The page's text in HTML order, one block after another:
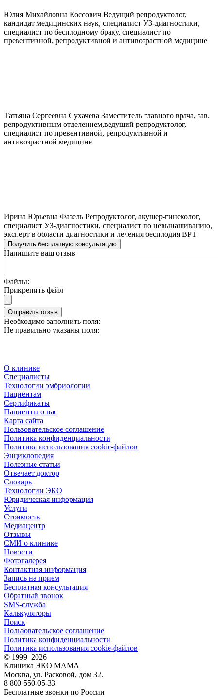
Юлия Михайловна Коссович Ведущий репродуктолог,
кандидат медицинских наук, специалист УЗ-диагностики,
специалист по бесплодному браку, специалист по
превентивной, репродуктивной и антивозрастной медицине
Татьяна Сергеевна Сухачева Заместитель главного врача, зав.
репродуктивным отделением,ведущий репродуктолог,
специалист по превентивной, репродуктивной и
антивозрастной медицине
Ирина Юрьевна Фазель Репродуктолог, акушер-гинеколог,
специалист УЗ-диагностики, специалист по невынашиванию,
эксперт в области диагностики и лечения бесплодия ВРТ
Получить бесплатную консультацию
Напишите ваш отзыв
Файлы:
Прикрепить файл
Отправить отзыв
Необходимо заполнить поля:
Не правильно указаны поля:
О клинике
Специалисты
Технологии эмбриологии
Пациентам
Сертификаты
Пациенты о нас
Карта сайта
Пользовательское соглашение
Политика конфиденциальности
Политика использования cookie-файлов
Энциклопедия
Полезные статьи
Отвечает доктор
Словарь
Технологии ЭКО
Юридическая информация
Услуги
Стоимость
Медиацентр
Отзывы
СМИ о клинике
Новости
Фотогалерея
Контактная информация
Запись на прием
Бесплатная консультация
Обратный звонок
SMS-служба
Калькуляторы
Поиск
Пользовательское соглашение
Политика конфиденциальности
Политика использования cookie-файлов
© 1999–2026
Клиника ЭКО МАМА
Москва, ул. Расковой, дом 32.
8 800 550-05-33
Бесплатные звонки по России